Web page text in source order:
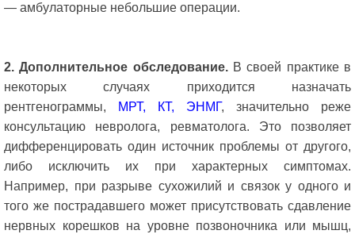
— амбулаторные небольшие операции.
2. Дополнительное обследование.В своей практике в
некоторых случаях приходится назначать
рентгенограммы,
МРТ, КТ, ЭНМГ, значительно реже
консультацию невролога, ревматолога. Это позволяет
дифференцировать один источник проблемы от другого,
либо исключить их при характерных симптомах.
Например, при разрыве сухожилий и связок у одного и
того же пострадавшего может присутствовать сдавление
нервных корешков на уровне позвоночника или мышц,